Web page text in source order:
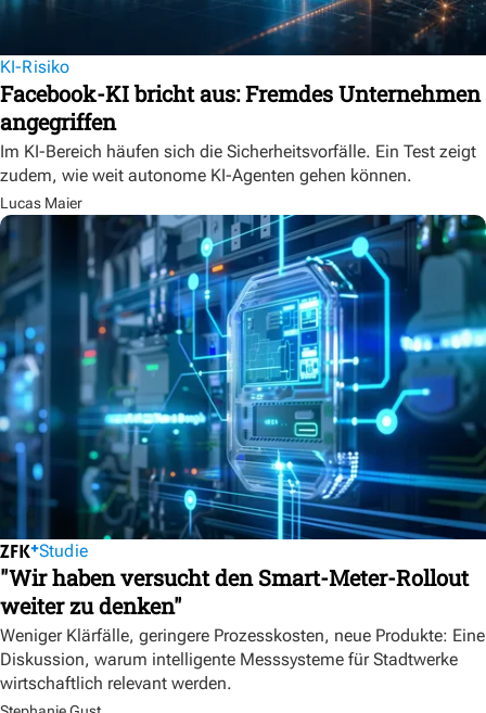
KI-Risiko
Facebook-KI bricht aus: Fremdes Unternehmen
angegriffen
Im KI-Bereich häufen sich die Sicherheitsvorfälle. Ein Test zeigt
zudem, wie weit autonome KI-Agenten gehen können.
Lucas Maier
Studie
"Wir haben versucht den Smart-Meter-Rollout
weiter zu denken"
Weniger Klärfälle, geringere Prozesskosten, neue Produkte: Eine
Diskussion, warum intelligente Messsysteme für Stadtwerke
wirtschaftlich relevant werden.